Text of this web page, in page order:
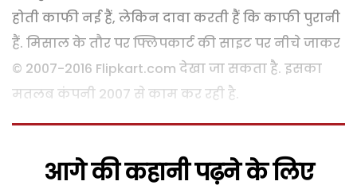
होती काफी नई हैं, लेकिन दावा करती हैं कि काफी पुरानी
हैं. मिसाल के तौर पर फ्लिपकार्ट की साइट पर नीचे जाकर
© 2007-2016 Flipkart.com देखा जा सकता है. इसका
मतलब कंपनी 2007 से काम कर रही है.
आगे की कहानी पढ़ने के लिए